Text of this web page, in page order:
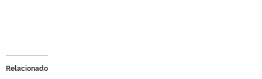
Relacionado